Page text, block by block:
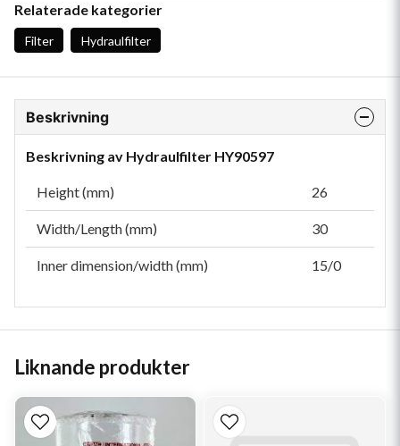
Relaterade kategorier
Filter Hydraulfilter
Beskrivning
Beskrivning av Hydraulfilter HY90597
Height (mm) 26
Width/Length (mm) 30
Inner dimension/width (mm) 15/0
Liknande produkter